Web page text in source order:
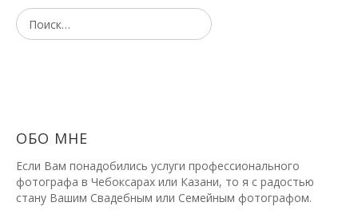
ОБО МНЕ
Если Вам понадобились услуги профессионального
фотографа в Чебоксарах или Казани, то я с радостью
стану Вашим Свадебным или Семейным фотографом.